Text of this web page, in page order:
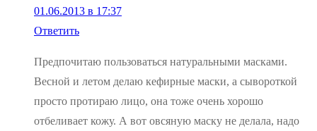
01.06.2013 в 17:37
Ответить
Предпочитаю пользоваться натуральными масками.
Весной и летом делаю кефирные маски, а сывороткой
просто протираю лицо, она тоже очень хорошо
отбеливает кожу. А вот овсяную маску не делала, надо